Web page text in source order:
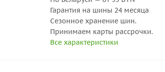
Гарантия на шины 24 месяца
Сезонное хранение шин.
Принимаем карты рассрочки.
Все характеристики